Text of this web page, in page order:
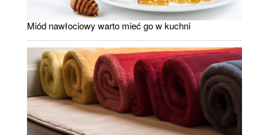
Miód nawłociowy warto mieć go w kuchni